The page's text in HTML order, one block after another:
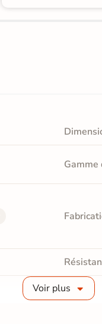
Gamme
Bords
Voir plus